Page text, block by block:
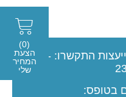
התקשרו: 077-
בטופס:
(0)
הצעת
המחיר
שלי